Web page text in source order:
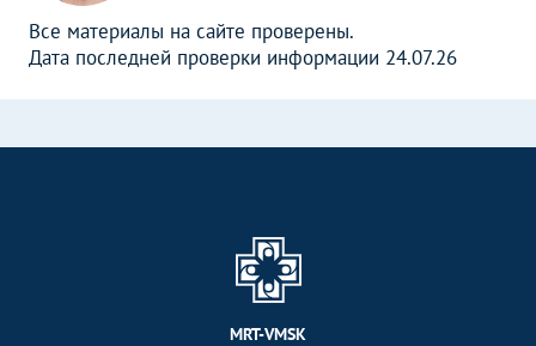
Все материалы на сайте проверены.
Дата последней проверки информации 24.07.26
MRT-VMSK